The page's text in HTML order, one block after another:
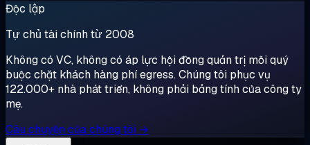
Độc lập
Tự chủ tài chính từ 2008
Không có VC, không có áp lực hội đồng quản trị mỗi quý
buộc chặt khách hàng phí egress. Chúng tôi phục vụ
122.000+ nhà phát triển, không phải bảng tính của công ty
mẹ.
Câu chuyện của chúng tôi →